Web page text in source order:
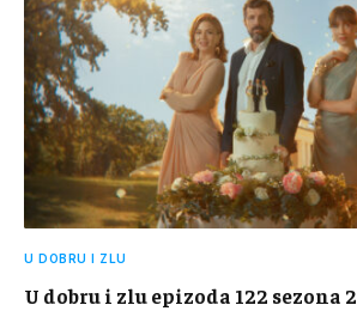
U DOBRU I ZLU
U dobru i zlu epizoda 122 sezona 2